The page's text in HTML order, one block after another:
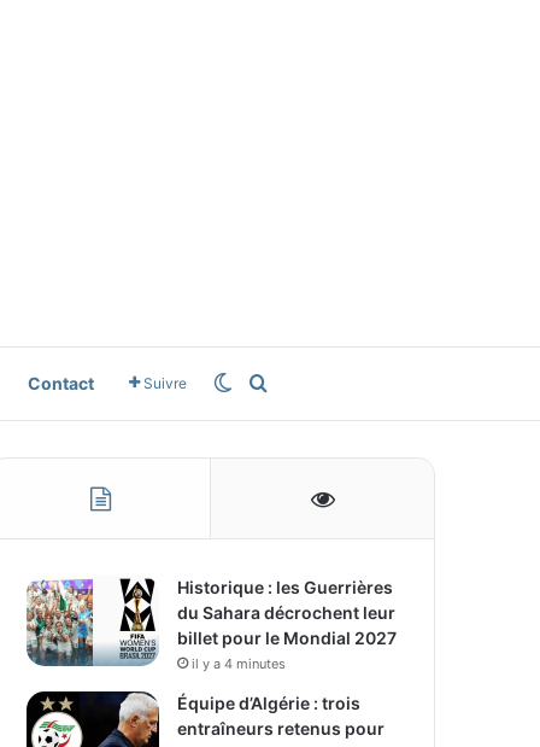
Contact Suivre Switch skin
Historique : les Guerrières
du Sahara décrochent leur
billet pour le Mondial 2027
il y a 4 minutes
Équipe d’Algérie : trois
entraîneurs retenus pour